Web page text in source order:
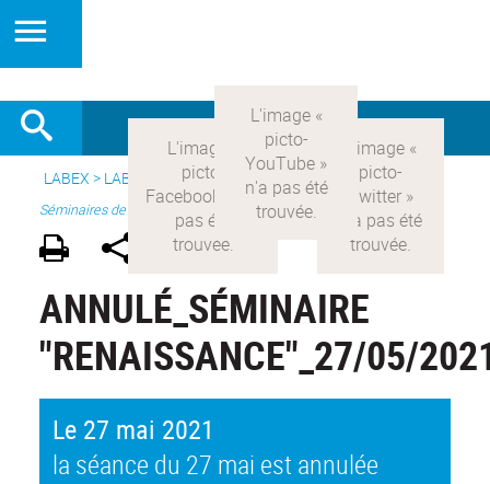
LABEX > LABEX COMOD> Version française > Recherche >
Séminaires de recherche
ANNULÉ_SÉMINAIRE
"RENAISSANCE"_27/05/
Le 27 mai 2021
la séance du 27 mai est annulée